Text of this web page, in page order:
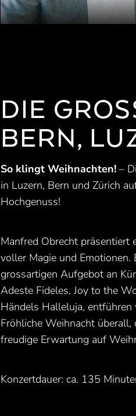
DIE
BERN,
So klingt Weihnachten!–
in Luzern, Bern und Zürich
Hochgenuss!
Manfred Obrecht präsentiert
voller Magie und Emotionen.
grossartigen Aufgebot an
Adeste Fideles, Joy to the
Händels Halleluja,
Fröhliche Weihnacht
freudige Erwartung auf
Konzertdauer: ca. 135